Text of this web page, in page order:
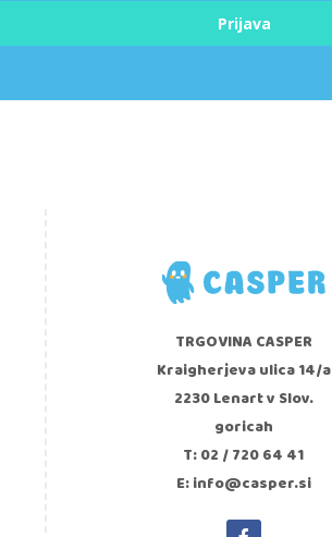
Prijava
TRGOVINA CASPER
Kraigherjeva ulica 14/a
2230 Lenart v Slov.
goricah
T: 02 / 720 64 41
E: info@casper.si